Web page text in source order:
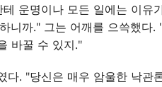
운명이나 모든 일에는 이유
니까." 그는 어깨를 으쓱했다
바꿀 수 있지."
다. "당신은 매우 암울한 낙관